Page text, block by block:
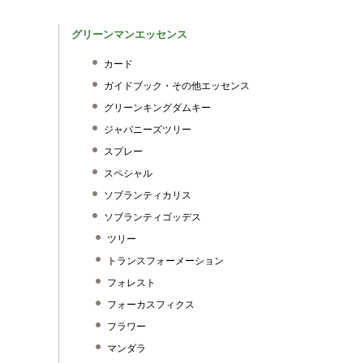
グリーンマンエッセンス
カード
ガイドブック・その他エッセンス
グリーンキングダムキー
ジャパニーズツリー
スプレー
スペシャル
ソブランティカリス
ソブランティゴッデス
ツリー
トランスフォーメーション
フォレスト
フォーカスフィクス
フラワー
マンダラ